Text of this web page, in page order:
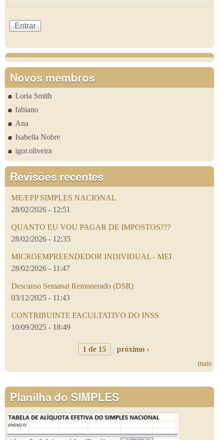
Novos membros
Loria Smith
fabiano
Ana
Isabella Nobre
igor.oliveira
Revisões recentes
ME/EPP SIMPLES NACIONAL
28/02/2026 - 12:51
QUANTO EU VOU PAGAR DE IMPOSTOS???
28/02/2026 - 12:35
MICROEMPREENDEDOR INDIVIDUAL - MEI
28/02/2026 - 11:47
Descanso Semanal Remunerado (DSR)
03/12/2025 - 11:43
CONTRIBUINTE FACULTATIVO DO INSS
10/09/2025 - 18:49
1 de 15
próximo ›
mais
Planilha do SIMPLES